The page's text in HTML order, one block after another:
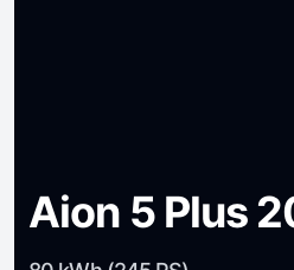
Aion 5 Plus